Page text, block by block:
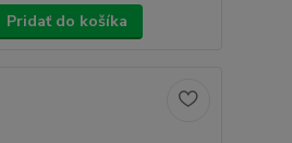
Pridať do košíka